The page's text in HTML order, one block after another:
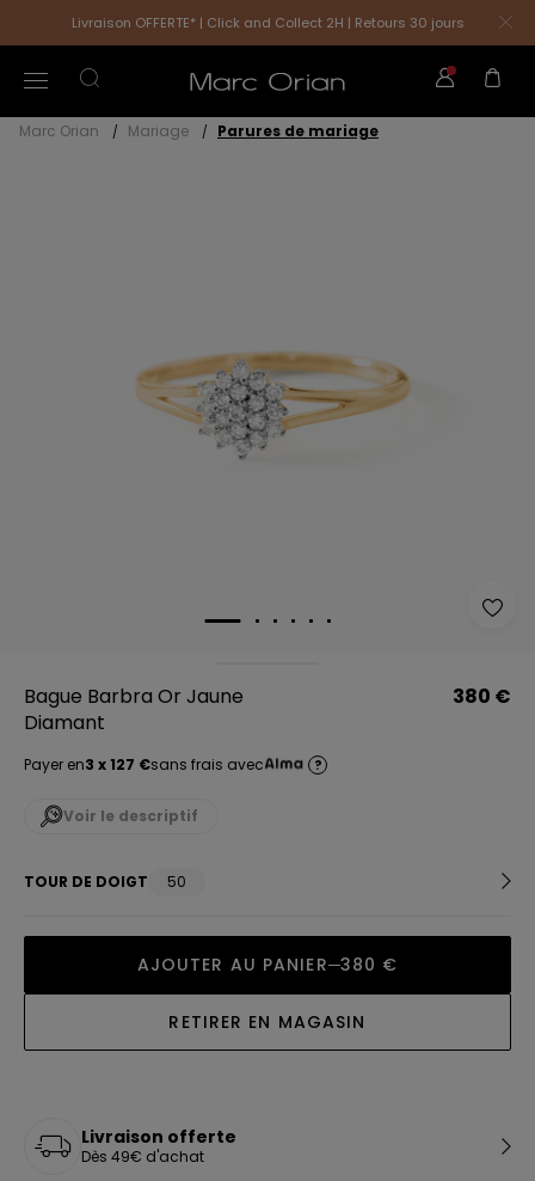
Livraison OFFERTE* | Click and Collect 2H | Retours 30 jours
Marc Orian Mariage Parures de mariage
Bague Barbra Or Jaune
Diamant
380 €
Payer en3 x 127 €sans frais avec ?
Voir le descriptif
TOUR DE DOIGT 50
AJOUTER AU PANIER 380 €
RETIRER EN MAGASIN
Livraison offerte
Dès 49€ d'achat